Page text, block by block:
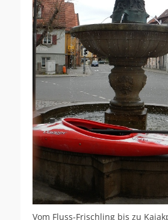
Vom Fluss-Frischling bis zu